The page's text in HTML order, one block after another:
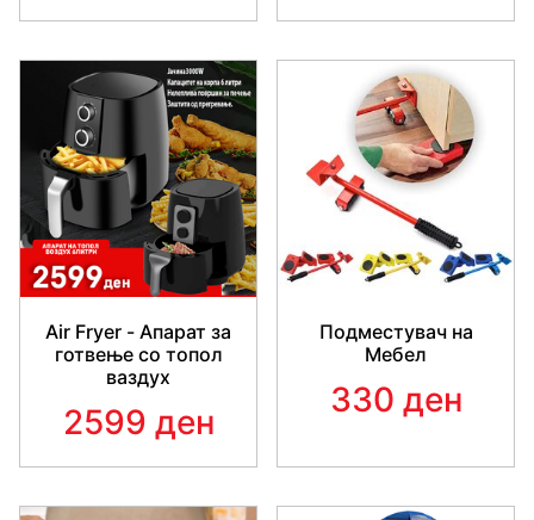
Air Fryer - Апарат за
готвење со топол
ваздух
2599 ден
Подместувач на
Мебел
330 ден